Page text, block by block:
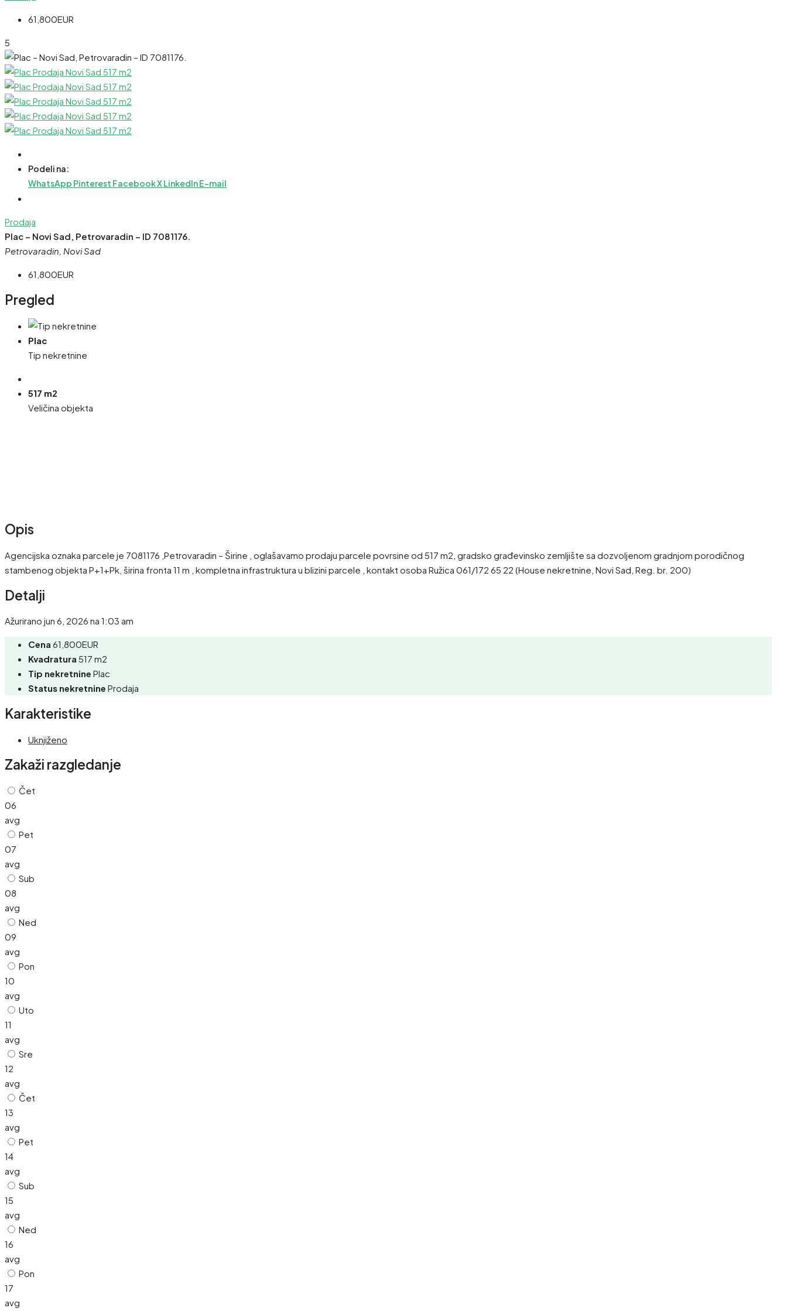
61,800EUR
5
Podeli na:
WhatsApp Pinterest FacebookXLinkedInE-mail
Prodaja
Plac – Novi Sad, Petrovaradin – ID 7081176.
Petrovaradin, Novi Sad
61,800EUR
Pregled
Plac
Tip nekretnine
517 m2
Veličina objekta
Opis
Agencijska oznaka parcele je 7081176 ,Petrovaradin – Širine , oglašavamo prodaju parcele povrsine od 517 m2, gradsko građevinsko zemljište sa dozvoljenom gradnjom porodičnog
stambenog objekta P+1+Pk, širina fronta 11 m , kompletna infrastruktura u blizini parcele , kontakt osoba Ružica 061/172 65 22 (House nekretnine, Novi Sad, Reg. br. 200)
Detalji
Ažurirano jun 6, 2026 na 1:03 am
Cena 61,800EUR
Kvadratura 517 m2
Tip nekretnine Plac
Status nekretnine Prodaja
Karakteristike
Uknjiženo
Zakaži razgledanje
Čet
06
avg
Pet
07
avg
Sub
08
avg
Ned
09
avg
Pon
10
avg
Uto
11
avg
Sre
12
avg
Čet
13
avg
Pet
14
avg
Sub
15
avg
Ned
16
avg
Pon
17
avg